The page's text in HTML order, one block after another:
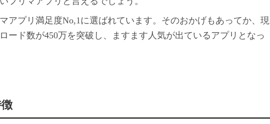
アプリ満足度No,1に選ばれています。そのおかげもあってか、現
ード数が450万を突破し、ますます人気が出ているアプリとなっ